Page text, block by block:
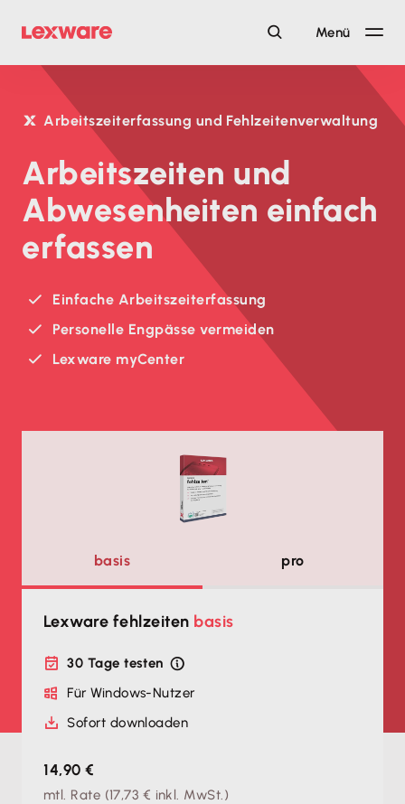
Menü
Arbeitszeiterfassung und Fehlzeitenverwaltung
Arbeitszeiten und
Abwesenheiten einfach
erfassen
Einfache Arbeitszeiterfassung
Personelle Engpässe vermeiden
Lexware myCenter
basis pro
Lexware fehlzeiten basis
30 Tage testen
Für Windows-Nutzer
Sofort downloaden
14,90 €
mtl. Rate (17,73 € inkl. MwSt.)